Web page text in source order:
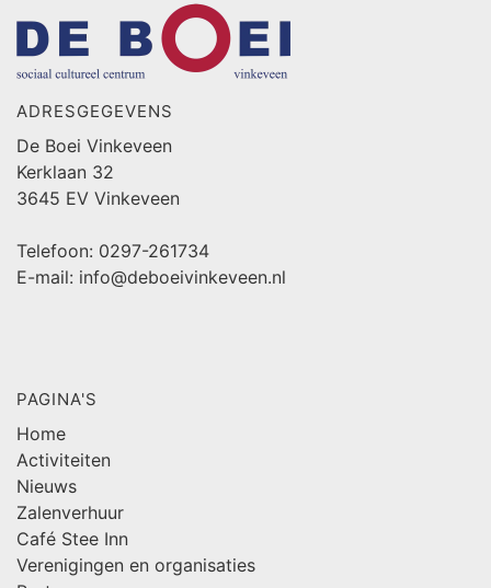
ADRESGEGEVENS
De Boei Vinkeveen
Kerklaan 32
3645 EV Vinkeveen
Telefoon: 0297-261734
E-mail: info@deboeivinkeveen.nl
PAGINA'S
Home
Activiteiten
Nieuws
Zalenverhuur
Café Stee Inn
Verenigingen en organisaties